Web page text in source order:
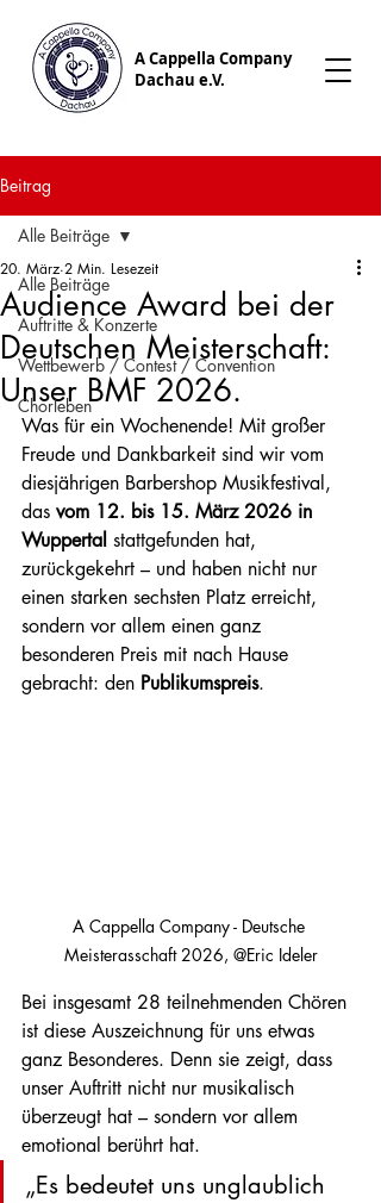
A Cappella Company
Dachau e.V.
Beitrag
Alle Beiträge
Auftritte & Konzerte
Wettbewerb / Contest / Convention
Chorleben
Alle Beiträge
Audience Award bei der
Deutschen Meisterschaft:
Unser BMF 2026.
20. März 2 Min. Lesezeit
Was für ein Wochenende! Mit großer
Freude und Dankbarkeit sind wir vom
diesjährigen Barbershop Musikfestival,
das vom 12. bis 15. März 2026 in
Wuppertal stattgefunden hat,
zurückgekehrt – und haben nicht nur
einen starken sechsten Platz erreicht,
sondern vor allem einen ganz
besonderen Preis mit nach Hause
gebracht: den Publikumspreis.
A Cappella Company - Deutsche
Meisterasschaft 2026, @Eric Ideler
Bei insgesamt 28 teilnehmenden Chören
ist diese Auszeichnung für uns etwas
ganz Besonderes. Denn sie zeigt, dass
unser Auftritt nicht nur musikalisch
überzeugt hat – sondern vor allem
emotional berührt hat.
„Es bedeutet uns unglaublich